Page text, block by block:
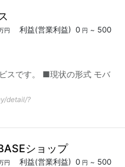
円 利益(営業利益) 0 円 ~ 500
スです。 ■現状の形式 モバ
detail/?
ショップ
円 利益(営業利益) 0 円 ~ 500